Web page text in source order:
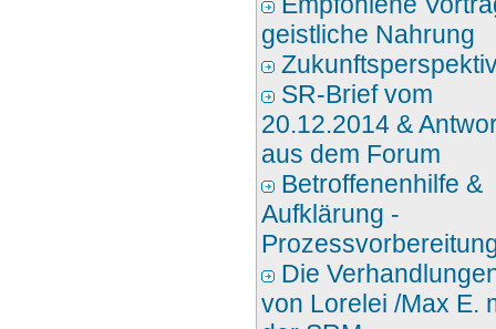
geistliche Nahrung
SR-Brief vom
20.12.2014 &
aus dem Forum
Betroffenenhilfe &
Aufklärung -
Die
von Lorelei /Max E.